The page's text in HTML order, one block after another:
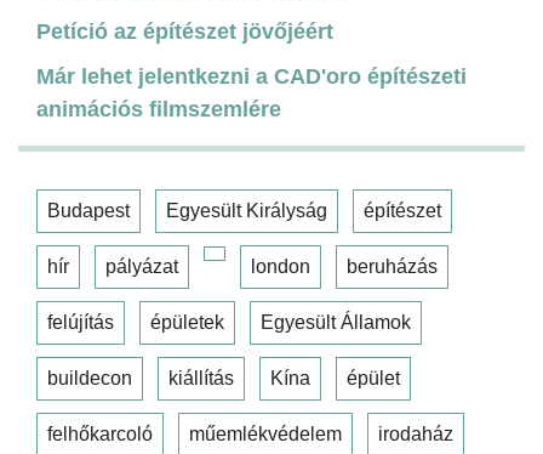
Petíció az építészet jövőjéért
Már lehet jelentkezni a CAD'oro építészeti
animációs filmszemlére
Budapest Egyesült Királyság építészet
hír pályázat london beruházás
felújítás épületek Egyesült Államok
buildecon kiállítás Kína épület
felhőkarcoló műemlékvédelem irodaház